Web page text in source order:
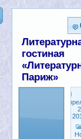
гостиная
Париж»